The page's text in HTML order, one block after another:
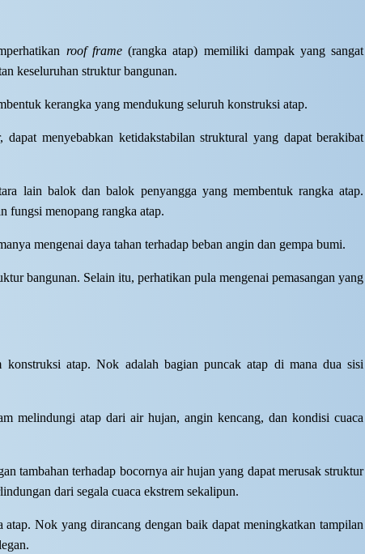
roof frame(rangka atap) memiliki dampak yang sangat
keseluruhan struktur bangunan.
kerangka yang mendukung seluruh konstruksi atap.
menyebabkan ketidakstabilan struktural yang dapat berakibat
lain balok dan balok penyangga yang membentuk rangka atap.
fungsi menopang rangka atap.
mengenai daya tahan terhadap beban angin dan gempa bumi.
bangunan. Selain itu, perhatikan pula mengenai pemasangan yang
atap. Nok adalah bagian puncak atap di mana dua sisi
melindungi atap dari air hujan, angin kencang, dan kondisi cuaca
tambahan terhadap bocornya air hujan yang dapat merusak struktur
dari segala cuaca ekstrem sekalipun.
Nok yang dirancang dengan baik dapat meningkatkan tampilan